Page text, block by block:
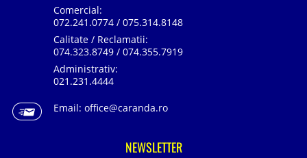
Comercial:
072.241.0774 / 075.314.8148
Calitate / Reclamatii:
074.323.8749 / 074.355.7919
Administrativ:
021.231.4444
Email: office@caranda.ro
NEWSLETTER